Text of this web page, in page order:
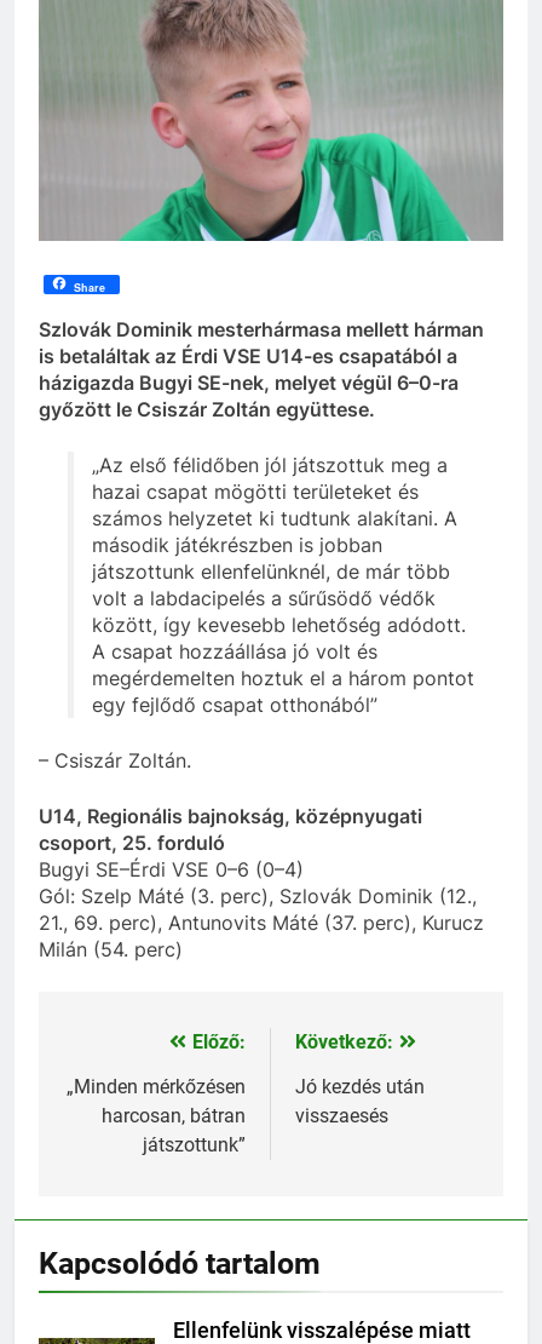
Share
Szlovák Dominik mesterhármasa mellett hárman
is betaláltak az Érdi VSE U14-es csapatából a
házigazda Bugyi SE-nek, melyet végül 6–0-ra
győzött le Csiszár Zoltán együttese.
„Az első félidőben jól játszottuk meg a
hazai csapat mögötti területeket és
számos helyzetet ki tudtunk alakítani. A
második játékrészben is jobban
játszottunk ellenfelünknél, de már több
volt a labdacipelés a sűrűsödő védők
között, így kevesebb lehetőség adódott.
A csapat hozzáállása jó volt és
megérdemelten hoztuk el a három pontot
egy fejlődő csapat otthonából”
– Csiszár Zoltán.
U14, Regionális bajnokság, középnyugati
csoport, 25. forduló
Bugyi SE–Érdi VSE 0–6 (0–4)
Gól: Szelp Máté (3. perc), Szlovák Dominik (12.,
21., 69. perc), Antunovits Máté (37. perc), Kurucz
Milán (54. perc)
Bejegyzés
navigáció
Előző:
„Minden mérkőzésen
harcosan, bátran
játszottunk”
Következő:
Jó kezdés után
visszaesés
Kapcsolódó tartalom
Ellenfelünk visszalépése miatt